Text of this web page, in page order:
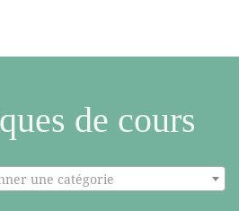
de cours
une catégorie